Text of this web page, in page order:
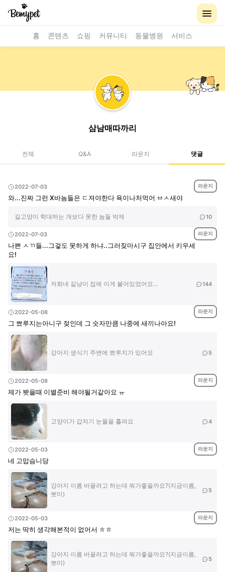
홈 콘텐츠 쇼핑 커뮤니티 동물병원 서비스
삼남매따까리
전체 Q&A 라운지 댓글
2022-07-03 라운지
와...진짜 그런 X바놈들은 ㄷ져야한다 욕이나처먹어 ㅂㅅ새야
길고양이 학대하는 개보다 못한 놈들 박제 10
2022-07-03 라운지
나쁜 ㅅㄲ들...그겋도 못하게 하냐..그러짖마시구 집안에서 키우세
요!
저희네 길냥이 집에 이게 붙어있었어요... 144
2022-05-08 라운지
그 뾰루지는아니구 젖인데 그 숫자만큼 나중에 새끼나아요!
강아지 생식기 주변에 뾰루지가 있어요 5
2022-05-08 라운지
제가 봣을때 이별준비 해야될거같아요 ㅠ
고양이가 갑자기 눈물을 흘려요 4
2022-05-03 라운지
네 고맙슴니당
강아지 이름 바꿀려고 하는데 뭐가좋을까요?(지금이름,
뽀미)
5
2022-05-03 라운지
저는 딱히 생각해본적이 없어서 ㅎㅎ
강아지 이름 바꿀려고 하는데 뭐가좋을까요?(지금이름,
뽀미)
5